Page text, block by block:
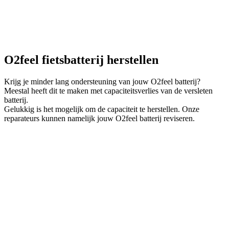
O2feel fietsbatterij herstellen
Krijg je minder lang ondersteuning van jouw O2feel batterij?
Meestal heeft dit te maken met capaciteitsverlies van de versleten
batterij.
Gelukkig is het mogelijk om de capaciteit te herstellen. Onze
reparateurs kunnen namelijk jouw O2feel batterij reviseren.